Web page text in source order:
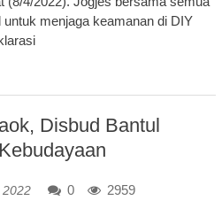
menjaga keamanan di DIY
Disbud Bantul
2022 0 2959